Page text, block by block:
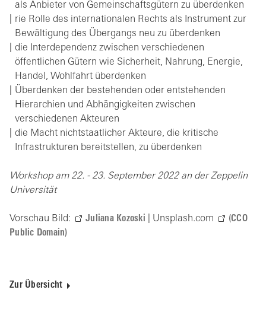
als Anbieter von Gemeinschaftsgütern zu überdenken
rie Rolle des internationalen Rechts als Instrument zur
Bewältigung des Übergangs neu zu überdenken
die Interdependenz zwischen verschiedenen
öffentlichen Gütern wie Sicherheit, Nahrung, Energie,
Handel, Wohlfahrt überdenken
Überdenken der bestehenden oder entstehenden
Hierarchien und Abhängigkeiten zwischen
verschiedenen Akteuren
die Macht nichtstaatlicher Akteure, die kritische
Infrastrukturen bereitstellen, zu überdenken
Workshop am 22. - 23. September 2022 an der Zeppelin
Universität
Vorschau Bild: Juliana Kozoski | Unsplash.com
(CCO
Public Domain)
Zur Übersicht